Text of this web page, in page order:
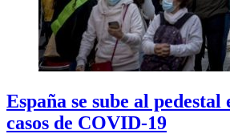
España se sube al pedestal
casos de COVID-19